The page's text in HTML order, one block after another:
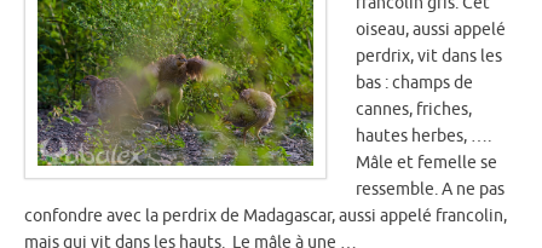
oiseau, aussi appelé
perdrix, vit dans les
bas : champs de
cannes, friches,
hautes herbes, ….
Mâle et femelle se
ressemble. A ne pas
confondre avec la perdrix de Madagascar, aussi appelé francolin,
mais qui vit dans les hauts. Le mâle à une …